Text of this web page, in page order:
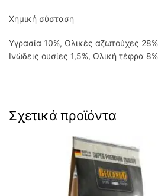
Χημική σύσταση
Υγρασία 10%, Ολικές αζωτούχες
Ινώδεις ουσίες 1,5%, Ολική τέφρα
Σχετικά προϊόντα